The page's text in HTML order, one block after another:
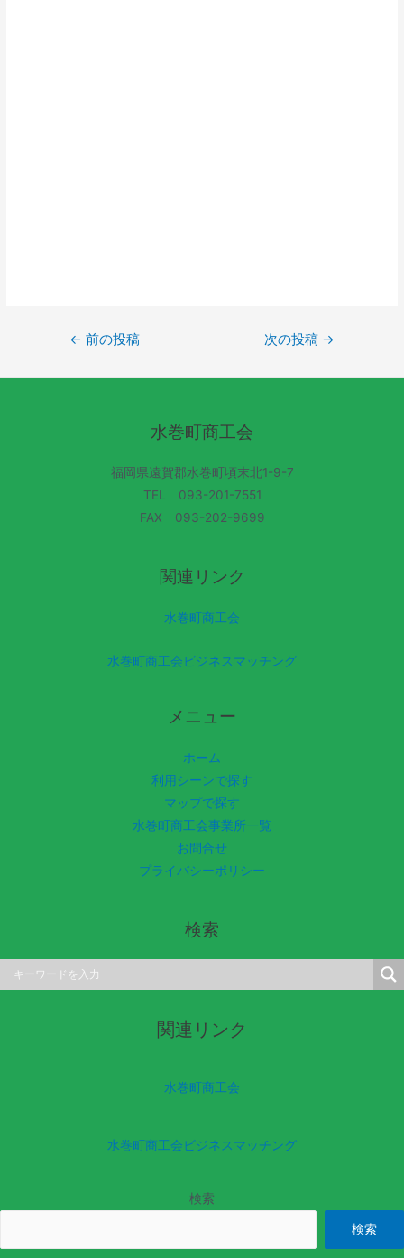
← 前の投稿 次の投稿 →
水巻町商工会
福岡県遠賀郡水巻町頃末北1-9-7
TEL 093-201-7551
FAX 093-202-9699
関連リンク
水巻町商工会
水巻町商工会ビジネスマッチング
メニュー
ホーム
利用シーンで探す
マップで探す
水巻町商工会事業所一覧
お問合せ
プライバシーポリシー
検索
関連リンク
水巻町商工会
水巻町商工会ビジネスマッチング
検索
検索